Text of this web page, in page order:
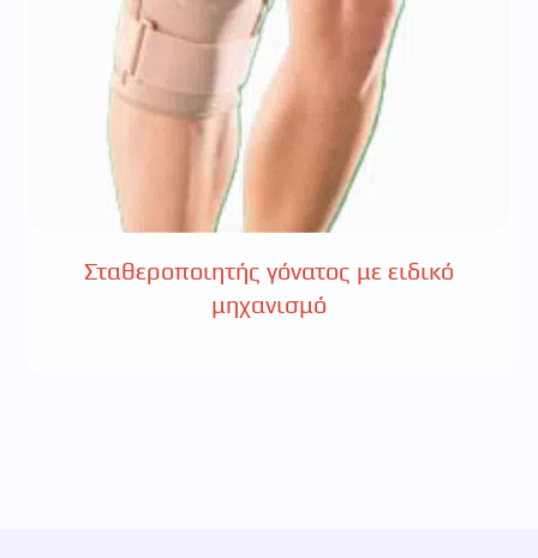
Σταθεροποιητής γόνατος με ειδικό
μηχανισμό